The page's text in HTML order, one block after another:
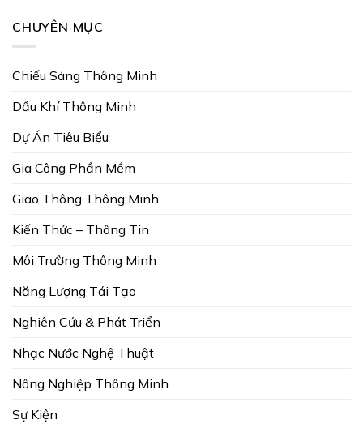
CHUYÊN MỤC
Chiếu Sáng Thông Minh
Dầu Khí Thông Minh
Dự Án Tiêu Biểu
Gia Công Phần Mềm
Giao Thông Thông Minh
Kiến Thức – Thông Tin
Môi Trường Thông Minh
Năng Lượng Tái Tạo
Nghiên Cứu & Phát Triển
Nhạc Nước Nghệ Thuật
Nông Nghiệp Thông Minh
Sự Kiện